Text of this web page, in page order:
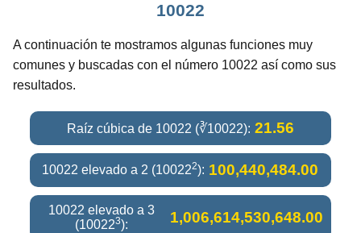
10022
A continuación te mostramos algunas funciones muy
comunes y buscadas con el número 10022 así como sus
resultados.
Raíz cúbica de 10022 (∛10022): 21.56
10022 elevado a 2 (100222): 100,440,484.00
10022 elevado a 3
(100223): 1,006,614,530,648.00